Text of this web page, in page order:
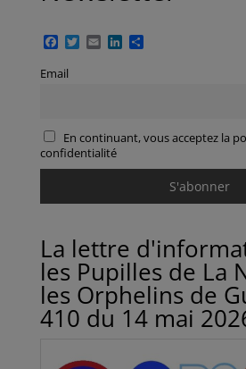
Facebook
Twitter
EmailLinkedInPartager
Email
En continuant, vous acceptez la
confidentialité
La lettre
les Pupilles de La
les Orphelins de
410 du 14 mai